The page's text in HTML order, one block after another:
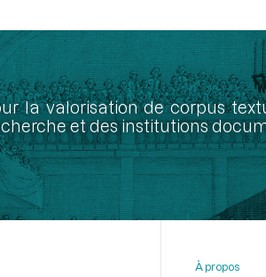
la valorisation de corpus
et des institutions
À propos